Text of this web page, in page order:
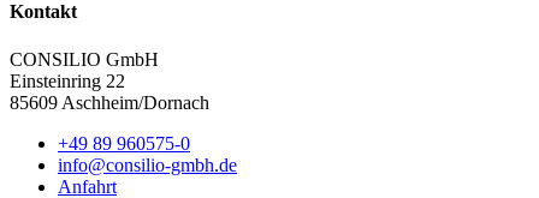
Kontakt
CONSILIO GmbH
Einsteinring 22
85609 Aschheim/Dornach
+49 89 960575-0
info@consilio-gmbh.de
Anfahrt